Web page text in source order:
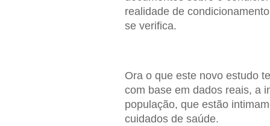
realidade de
se verifica.
Ora o que este novo estudo
com base em dados reais, a
população, que estão
cuidados de saúde.